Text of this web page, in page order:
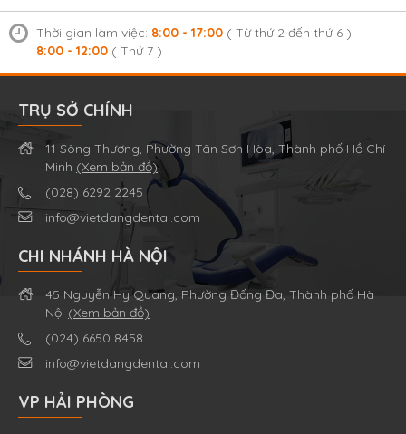
Thời gian làm việc: 8:00 - 17:00 ( Từ thứ 2 đến thứ 6 )
8:00 - 12:00 ( Thứ 7 )
TRỤ SỞ CHÍNH
11 Sông Thương, Phường Tân Sơn Hòa, Thành phố Hồ Chí
Minh (Xem bản đồ)
(028) 6292 2245
info@vietdangdental.com
CHI NHÁNH HÀ NỘI
45 Nguyễn Hy Quang, Phường Đống Đa, Thành phố Hà
Nội (Xem bản đồ)
(024) 6650 8458
info@vietdangdental.com
VP HẢI PHÒNG